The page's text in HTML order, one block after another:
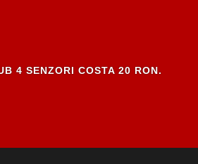
4 SENZORI COSTA 20 RON.